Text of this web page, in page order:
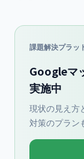
課題解決プラッ
Googleマ
実施中
現状の見え方
対策のプラン